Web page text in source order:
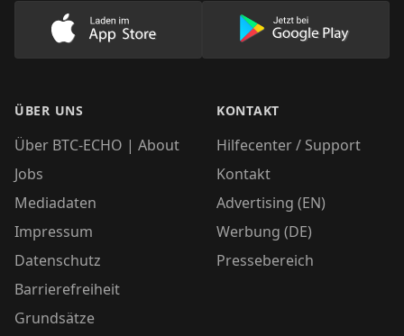
Lade unsere App im AppStore herunter
Lade unsere
ÜBER UNS
Über BTC-ECHO | About
Jobs
Mediadaten
Impressum
Datenschutz
Barrierefreiheit
Grundsätze
KONTAKT
Hilfecenter / Support
Kontakt
Advertising (EN)
Werbung (DE)
Pressebereich